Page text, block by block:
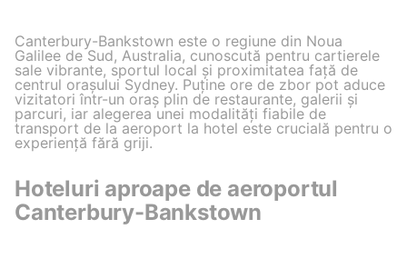
Canterbury-Bankstown este o regiune din Noua
Galilee de Sud, Australia, cunoscută pentru cartierele
sale vibrante, sportul local și proximitatea față de
centrul orașului Sydney. Puține ore de zbor pot aduce
vizitatori într-un oraș plin de restaurante, galerii și
parcuri, iar alegerea unei modalități fiabile de
transport de la aeroport la hotel este crucială pentru o
experiență fără griji.
Hoteluri aproape de aeroportul
Canterbury-Bankstown